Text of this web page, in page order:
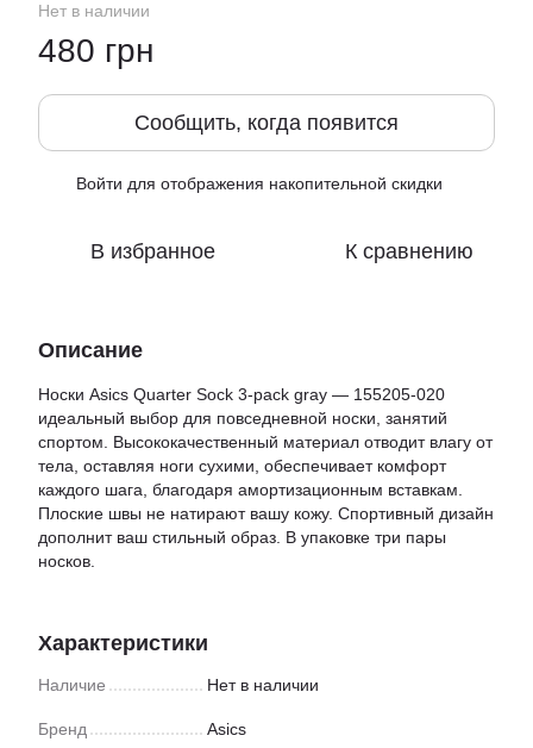
Нет в наличии
480 грн
Сообщить, когда появится
Войти для отображения накопительной скидки
В избранное К сравнению
Описание
Носки Asics Quarter Sock 3-pack gray — 155205-020
идеальный выбор для повседневной носки, занятий
спортом. Высококачественный материал отводит влагу от
тела, оставляя ноги сухими, обеспечивает комфорт
каждого шага, благодаря амортизационным вставкам.
Плоские швы не натирают вашу кожу. Спортивный дизайн
дополнит ваш стильный образ. В упаковке три пары
носков.
Характеристики
Наличие Нет в наличии
Бренд Asics